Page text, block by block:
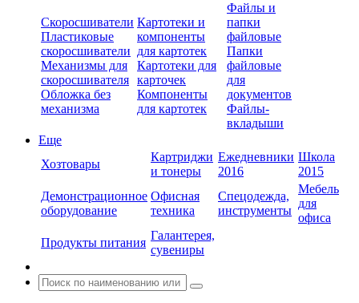
Скоросшиватели
Пластиковые
скоросшиватели
Механизмы для
скоросшивателя
Обложка без
механизма
Картотеки и
компоненты
для картотек
Картотеки для
карточек
Компоненты
для картотек
Файлы и
папки
файловые
Папки
файловые
для
документов
Файлы-
вкладыши
Еще
Хозтовары
Картриджи
и тонеры
Ежедневники
2016
Школа
2015
Демонстрационное
оборудование
Офисная
техника
Спецодежда,
инструменты
Мебель
для
офиса
Продукты питания
Галантерея,
сувениры